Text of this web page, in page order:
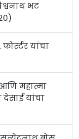
भट
फोर्स्टर यांचा
महात्मा
यांचा